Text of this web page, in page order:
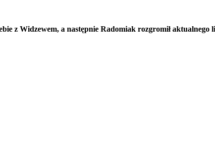
z Widzewem, a następnie Radomiak rozgromił aktualnego